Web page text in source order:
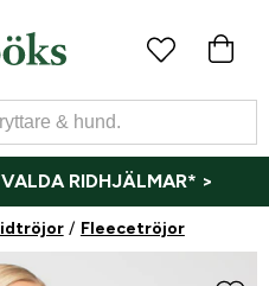
RIDHJÄLMAR* >
Fleecetröjor